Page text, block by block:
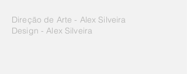
Direção de Arte - Alex Silveira
Design - Alex Silveira